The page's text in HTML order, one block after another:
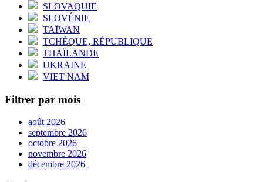
SLOVAQUIE
SLOVÉNIE
TAÏWAN
TCHÈQUE, RÉPUBLIQUE
THAÏLANDE
UKRAINE
VIET NAM
Filtrer par mois
août 2026
septembre 2026
octobre 2026
novembre 2026
décembre 2026